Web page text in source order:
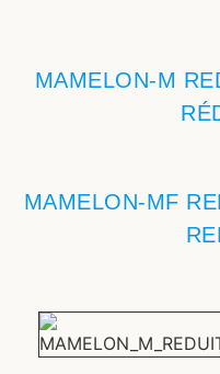
MAMELON-M
MAMELON-MF